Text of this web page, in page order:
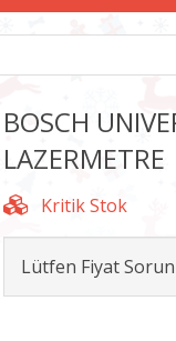
BOSCH
LAZERMETRE
Lütfen Fiyat